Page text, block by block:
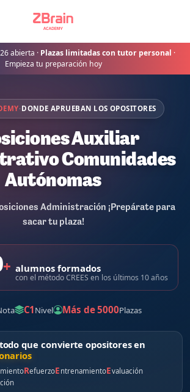
abierta · Plazas limitadas con tutor personal ·
Empieza tu preparación hoy
· DONDE APRUEBAN LOS OPOSITORES
Auxiliar
Comunidades
Autónomas
Administración ¡Prepárate para
sacar tu plaza!
+ alumnos formados
con el método CREES en los últimos 10 años
C1Nivel Más de 5000Plazas
que convierte opositores en
RefuerzoE ntrenamientoEvaluación